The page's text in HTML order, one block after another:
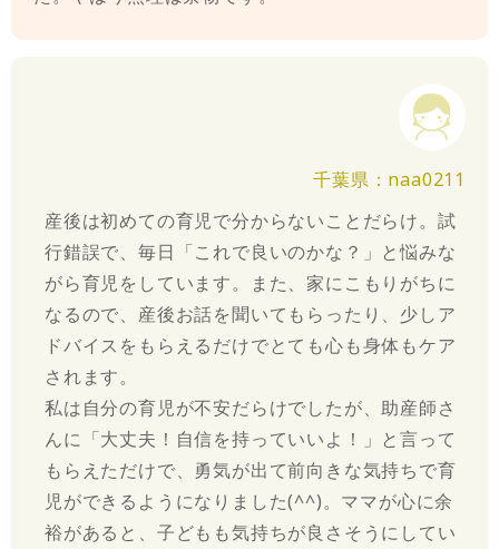
千葉県：naa0211
産後は初めての育児で分からないことだらけ。試
行錯誤で、毎日「これで良いのかな？」と悩みな
がら育児をしています。また、家にこもりがちに
なるので、産後お話を聞いてもらったり、少しア
ドバイスをもらえるだけでとても心も身体もケア
されます。
私は自分の育児が不安だらけでしたが、助産師さ
んに「大丈夫！自信を持っていいよ！」と言って
もらえただけで、勇気が出て前向きな気持ちで育
児ができるようになりました(^^)。ママが心に余
裕があると、子どもも気持ちが良さそうにしてい